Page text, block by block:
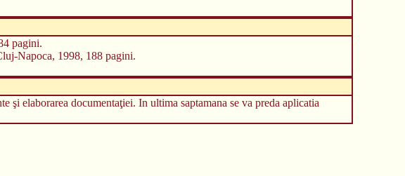
pagini.
Napoca, 1998, 188 pagini.
şi elaborarea documentaţiei. In ultima saptamana se va preda aplicatia